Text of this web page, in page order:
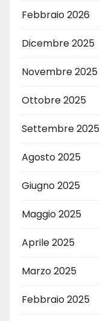
Febbraio 2026
Dicembre 2025
Novembre 2025
Ottobre 2025
Settembre 2025
Agosto 2025
Giugno 2025
Maggio 2025
Aprile 2025
Marzo 2025
Febbraio 2025